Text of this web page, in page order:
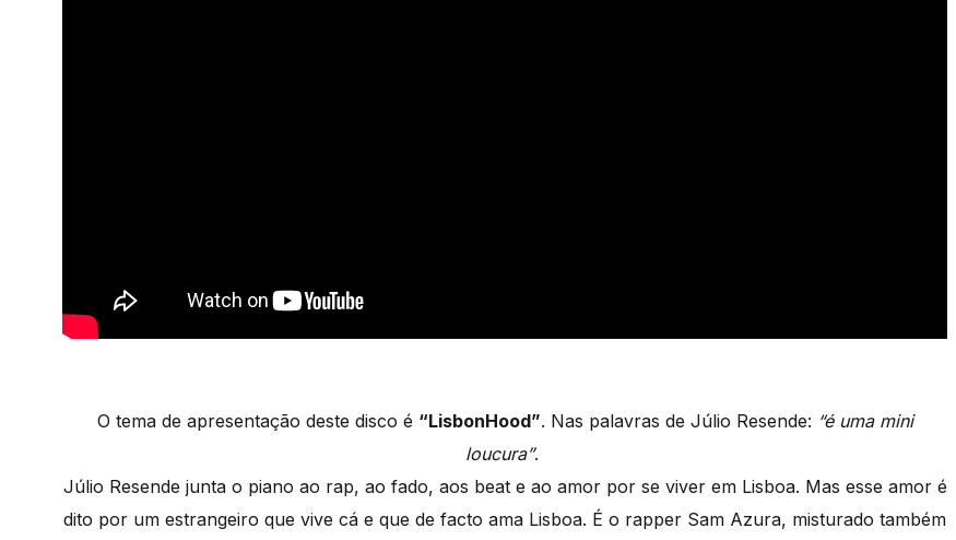
O tema de apresentação deste disco é “LisbonHood”. Nas palavras de Júlio Resende: “é uma mini
loucura”.
Júlio Resende junta o piano ao rap, ao fado, aos beat e ao amor por se viver em Lisboa. Mas esse amor é
dito por um estrangeiro que vive cá e que de facto ama Lisboa. É o rapper Sam Azura, misturado também